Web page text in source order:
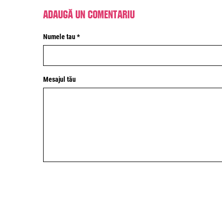
Adaugă un comentariu
Numele tau *
Mesajul tău